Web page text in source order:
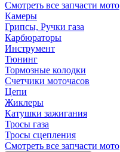
Смотреть все запчасти мото
Камеры
Грипсы, Ручки газа
Карбюраторы
Инструмент
Тюнинг
Тормозные колодки
Счетчики моточасов
Цепи
Жиклеры
Катушки зажигания
Тросы газа
Тросы сцепления
Смотреть все запчасти мото